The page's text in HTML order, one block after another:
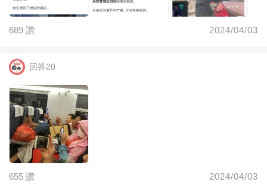
689 讚 2024/04/03
回答20
655 讚 2024/04/03